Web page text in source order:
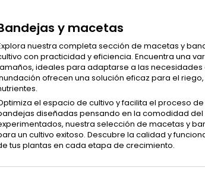
y macetas
nuestra completa sección de macetas y
con practicidad y eficiencia. Encuentra una
ideales para adaptarse a las
ofrecen una solución eficaz para el
el espacio de cultivo y facilita el proceso
diseñadas pensando en la comodidad
nuestra selección de macetas y
un cultivo exitoso. Descubre la calidad y
tus plantas en cada etapa de crecimiento.